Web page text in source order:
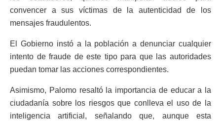
convencer a sus víctimas de la autenticidad de los
mensajes fraudulentos.
El Gobierno instó a la población a denunciar cualquier
intento de fraude de este tipo para que las autoridades
puedan tomar las acciones correspondientes.
Asimismo, Palomo resaltó la importancia de educar a la
ciudadanía sobre los riesgos que conlleva el uso de la
inteligencia artificial, señalando que, aunque esta